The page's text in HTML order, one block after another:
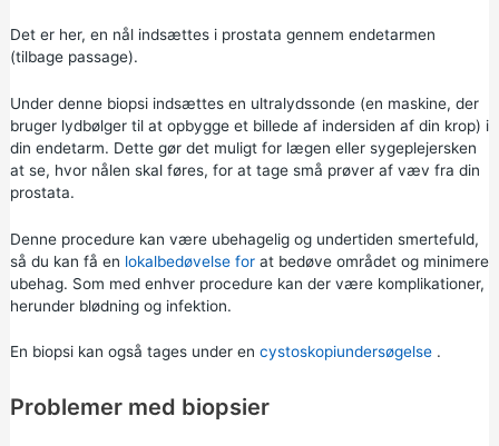
Det er her, en nål indsættes i prostata gennem endetarmen
(tilbage passage).
Under denne biopsi indsættes en ultralydssonde (en maskine, der
bruger lydbølger til at opbygge et billede af indersiden af din krop) i
din endetarm. Dette gør det muligt for lægen eller sygeplejersken
at se, hvor nålen skal føres, for at tage små prøver af væv fra din
prostata.
Denne procedure kan være ubehagelig og undertiden smertefuld,
så du kan få en lokalbedøvelse forat bedøve området og minimere
ubehag. Som med enhver procedure kan der være komplikationer,
herunder blødning og infektion.
En biopsi kan også tages under en cystoskopiundersøgelse.
Problemer med biopsier